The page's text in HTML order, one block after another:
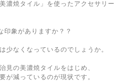
濃焼タイル」を使ったアクセサリー
印象がありますか？？
少なくなっているのでしょうか。
見の美濃焼タイルをはじめ、
が減っているのが現状です。